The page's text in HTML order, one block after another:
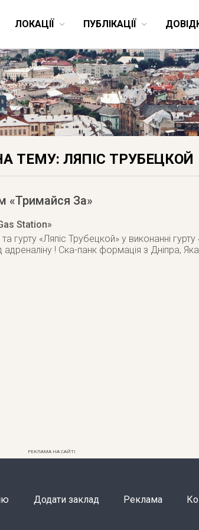
ЛОКАЦІЇ ПУБЛІКАЦІЇ
ТЕМУ: ЛЯПІС ТРУБЕЦКОЙ
«Тримайся За»
Station»
та гурту «Ляпіс Трубецкой» у виконанні
адреналіну ! Ска-панк формація з Дніпра,
РЕКЛАМА НА САЙТІ
Додати заклад Реклама